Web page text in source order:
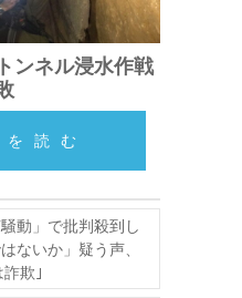
ンネル浸水作戦
読む
動」で批判殺到し
ないか」疑う声、
欺｣